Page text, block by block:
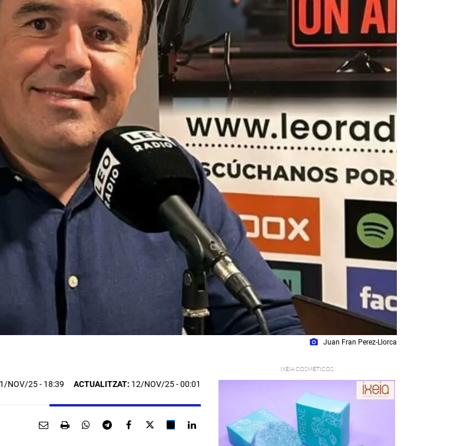
photo_camera Juan Fran Perez-Llorca
NOV/25- 18:39 ACTUALITZAT: 12/NOV/25 - 00:01